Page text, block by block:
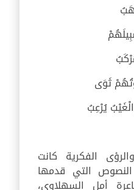
ثَوَى
يُرْعِبُ
الفكرية كانت
التي قدمها
أمل السهلاوي،